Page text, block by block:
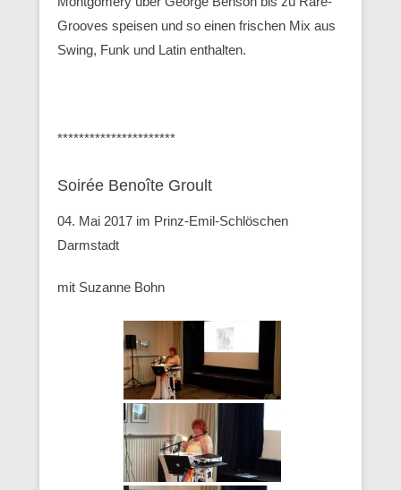
Grooves speisen und so einen frischen Mix aus
Swing, Funk und Latin enthalten.
**********************
Soirée Benoîte Groult
04. Mai 2017 im Prinz-Emil-Schlöschen
Darmstadt
mit Suzanne Bohn